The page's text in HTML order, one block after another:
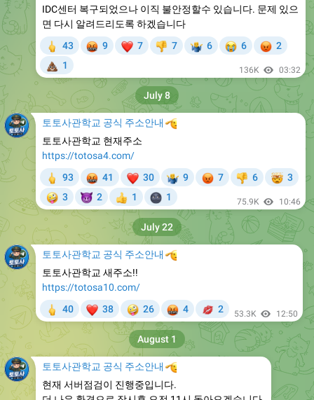
IDC센터 복구되었으나 이직 불안정할수 있습니다. 문제 있으
면 다시 알려드리도록 하겠습니다
43 9
❤
7
👎
7
🤷‍♂
6
😭
6
😡
2
1 136K 03:32
토토사관학교 공식 주소안내
🫡
토토사관학교 현재주소
https://totosa4.com/
93 41
❤
30
🤷‍♂
9
😡
7
👎
6
🤯
3
3 2
👍
1
🌚
1 75.9K 10:46
July 8
토토사관학교 공식 주소안내
🫡
토토사관학교 새주소!!
https://totosa10.com/
40 38
🤪
26
🤬
4
💋
2 53.3K 12:50
July 22
토토사관학교 공식 주소안내
🫡
현재 서버점검이 진행중입니다.
August 1